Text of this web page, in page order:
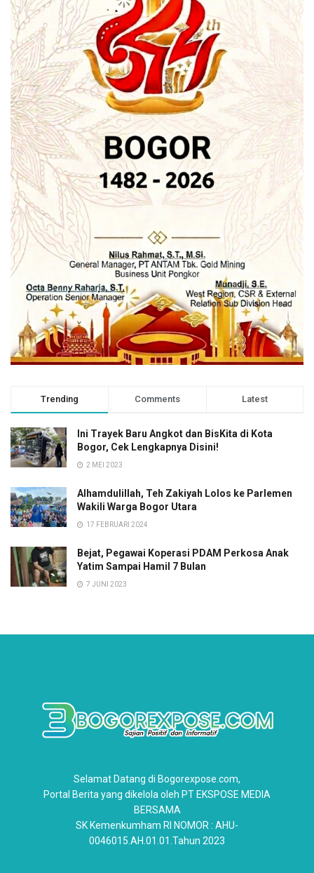
Trending Comments Latest
Ini Trayek Baru Angkot dan BisKita di Kota
Bogor, Cek Lengkapnya Disini!
2 MEI 2023
Alhamdulillah, Teh Zakiyah Lolos ke Parlemen
Wakili Warga Bogor Utara
17 FEBRUARI 2024
Bejat, Pegawai Koperasi PDAM Perkosa Anak
Yatim Sampai Hamil 7 Bulan
7 JUNI 2023
Selamat Datang di Bogorexpose.com,
Portal Berita yang dikelola oleh PT EKSPOSE MEDIA
BERSAMA
SK Kemenkumham RI NOMOR : AHU-
0046015.AH.01.01.Tahun 2023